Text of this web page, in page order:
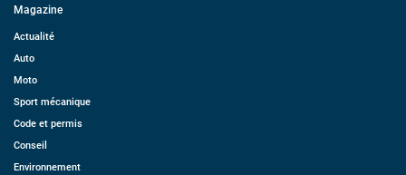
Magazine
Actualité
Auto
Moto
Sport mécanique
Code et permis
Conseil
Environnement